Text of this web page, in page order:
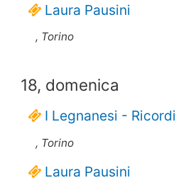
Laura Pausini
, Torino
18, domenica
I Legnanesi - Ricordi
, Torino
Laura Pausini